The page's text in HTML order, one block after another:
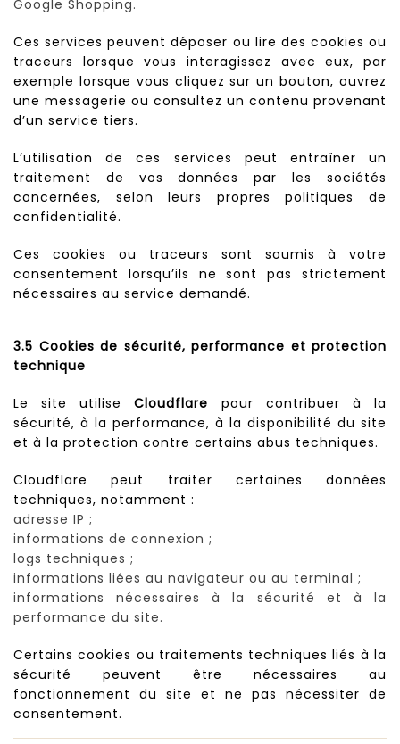
Google Shopping.
Ces services peuvent déposer ou lire des cookies ou
traceurs lorsque vous interagissez avec eux, par
exemple lorsque vous cliquez sur un bouton, ouvrez
une messagerie ou consultez un contenu provenant
d’un service tiers.
L’utilisation de ces services peut entraîner un
traitement de vos données par les sociétés
concernées, selon leurs propres politiques de
confidentialité.
Ces cookies ou traceurs sont soumis à votre
consentement lorsqu’ils ne sont pas strictement
nécessaires au service demandé.
3.5 Cookies de sécurité, performance et protection
technique
Le site utiliseCloudflare pour contribuer à la
sécurité, à la performance, à la disponibilité du site
et à la protection contre certains abus techniques.
Cloudflare peut traiter certaines données
techniques, notamment :
adresse IP ;
informations de connexion ;
logs techniques ;
informations liées au navigateur ou au terminal ;
informations nécessaires à la sécurité et à la
performance du site.
Certains cookies ou traitements techniques liés à la
sécurité peuvent être nécessaires au
fonctionnement du site et ne pas nécessiter de
consentement.